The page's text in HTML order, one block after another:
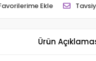
Ekle
Ürün